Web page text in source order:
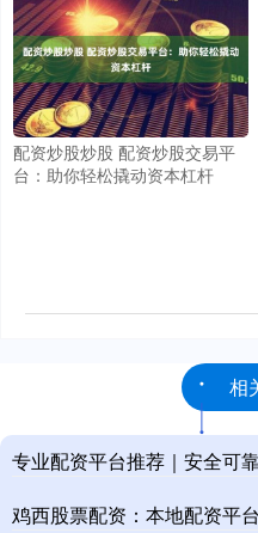
配资炒股炒股 配资炒股交易平
台：助你轻松撬动资本杠杆
相
专业配资平台推荐｜安全可
鸡西股票配资：本地配资平